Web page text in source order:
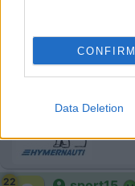
CONFIRM
Data Deletion
Tommaso IZ4DJI
22